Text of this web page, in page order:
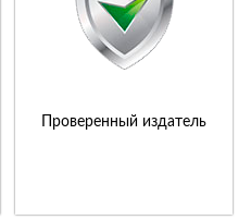
Проверенный издатель